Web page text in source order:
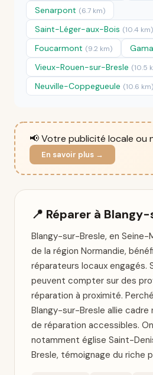
Senarpont (6.7 km)
Saint-Léger-aux-Bois (10.4 km)
Foucarmont (9.2 km)
Vieux-Rouen-sur-Bresle (10.5
Neuville-Coppegueule (10.6 km)
📢 Votre publicité locale ou
En savoir plus →
📍 Réparer à
Blangy-sur-Bresle, en
de la région Normandie,
réparateurs locaux engagés.
peuvent compter sur des
réparation à proximité.
Blangy-sur-Bresle allie
de réparation accessibles.
notamment église Saint-
Bresle, témoignage du riche